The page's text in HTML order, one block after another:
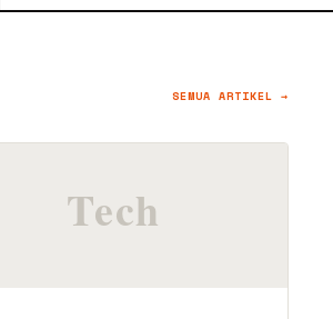
SEMUA ARTIKEL →